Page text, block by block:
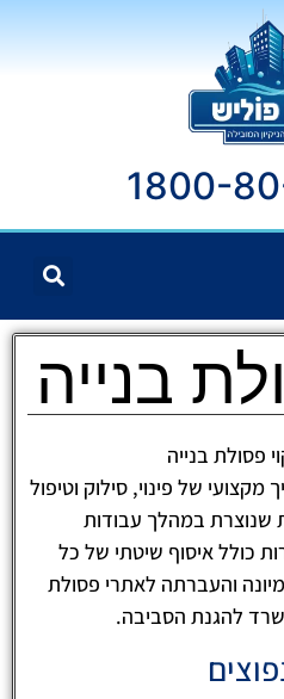
1800-
בנייה
פסולת בנייה
מקצועי של פינוי, סילוק וטיפול
שנוצרת במהלך עבודות
כולל איסוף שיטתי של כל
והעברתה לאתרי פסולת
להגנת הסביבה.